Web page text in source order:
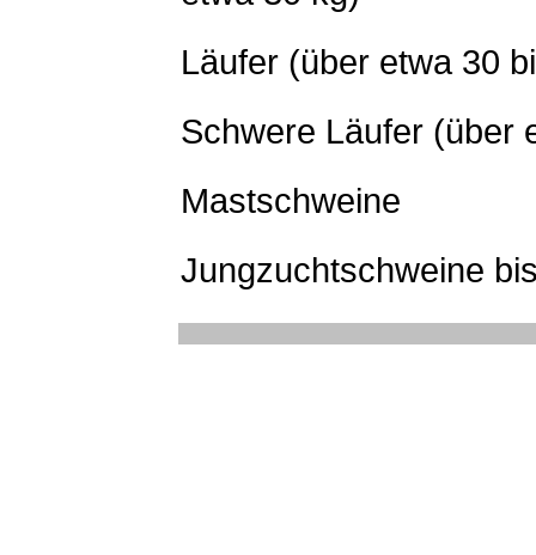
Läufer (über etwa 30
Schwere Läufer (über
Mastschweine
Jungzuchtschweine